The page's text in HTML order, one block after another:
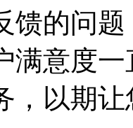
馈的问
满意度
，以期